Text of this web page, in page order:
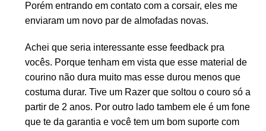
Porém entrando em contato com a corsair, eles me
enviaram um novo par de almofadas novas.
Achei que seria interessante esse feedback pra
vocês. Porque tenham em vista que esse material de
courino não dura muito mas esse durou menos que
costuma durar. Tive um Razer que soltou o couro só a
partir de 2 anos. Por outro lado tambem ele é um fone
que te da garantia e você tem um bom suporte com